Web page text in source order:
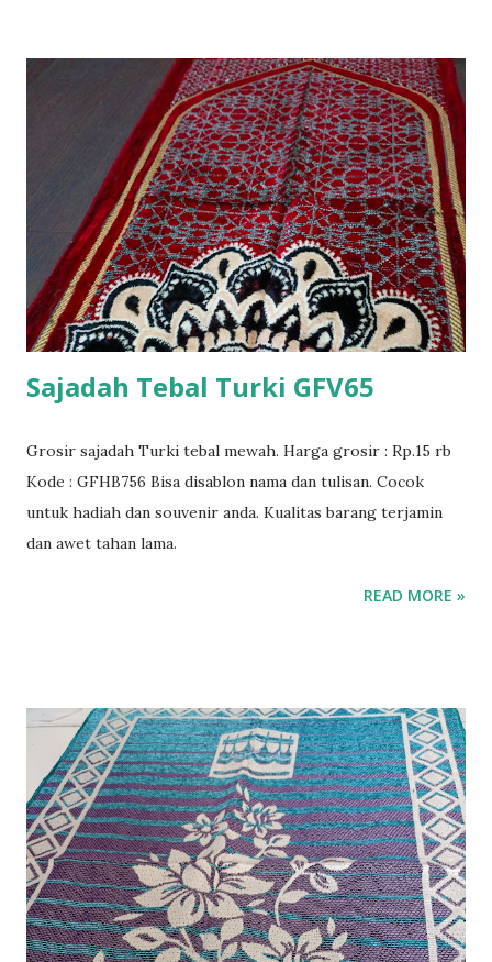
Sajadah Tebal Turki GFV65
Grosir sajadah Turki tebal mewah. Harga grosir : Rp.15 rb
Kode : GFHB756 Bisa disablon nama dan tulisan. Cocok
untuk hadiah dan souvenir anda. Kualitas barang terjamin
dan awet tahan lama.
READ MORE »